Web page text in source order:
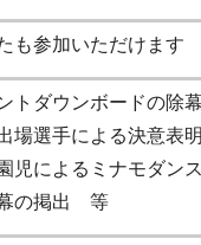
も参加いただけます
トダウンボードの除幕
場選手による決意表明
児によるミナモダンス
の掲出 等